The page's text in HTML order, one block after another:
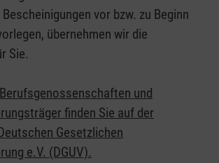
vor bzw. zu Beginn
übernehmen wir die
Sie.
und
finden Sie auf der
Gesetzlichen
e.V. (DGUV).